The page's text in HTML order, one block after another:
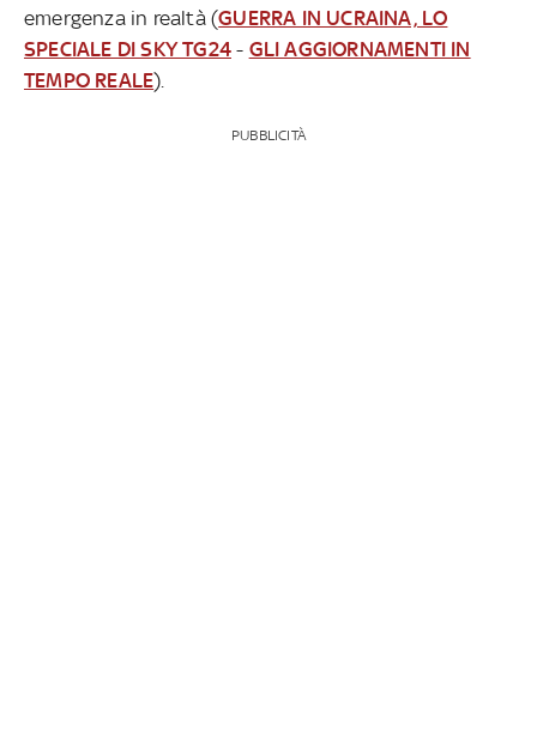
emergenza in realtà (GUERRA IN UCRAINA, LO
SPECIALE DI SKY TG24 - GLI AGGIORNAMENTI IN
TEMPO REALE).
PUBBLICITÀ